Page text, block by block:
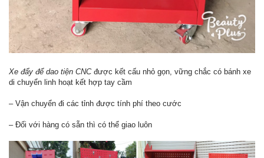
Xe đẩy để dao tiện CNCđược kết cấu nhỏ gọn, vững chắc có bánh xe
di chuyển linh hoạt kết hợp tay cầm
– Vận chuyển đi các tỉnh được tính phí theo cước
– Đối với hàng có sẵn thì có thể giao luôn